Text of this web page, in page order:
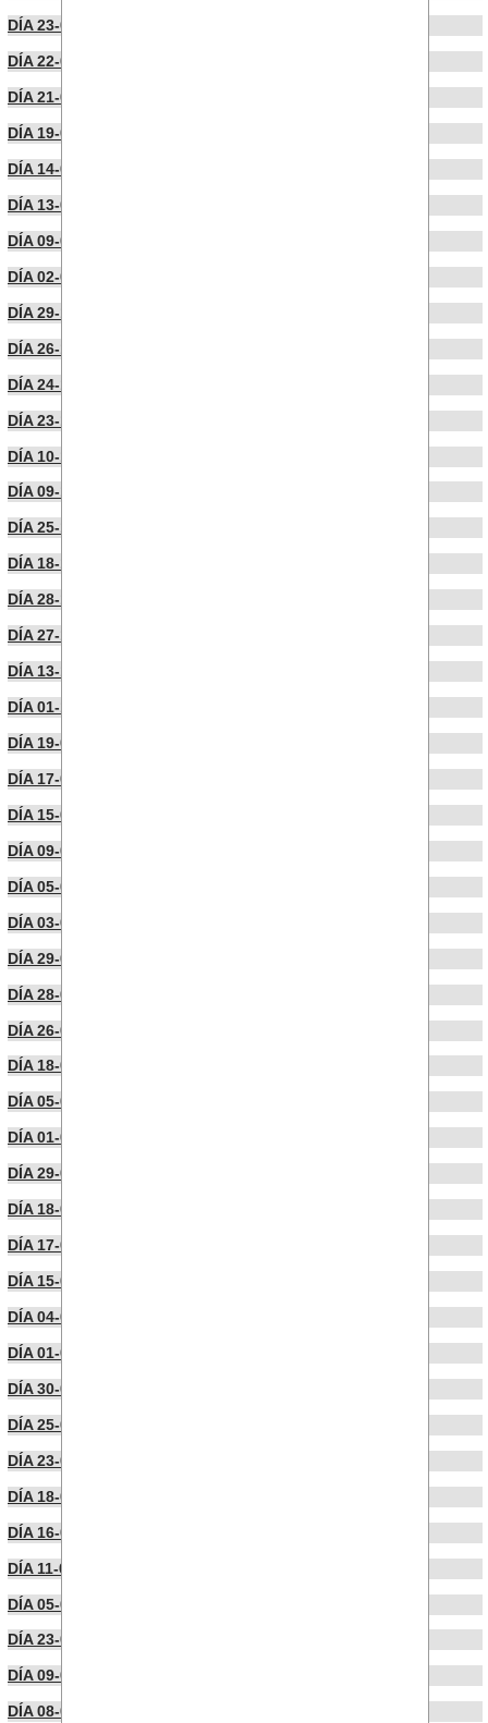
DÍA 23-01-2026
DÍA 22-01-2026
DÍA 21-01-2026
DÍA 19-01-2026
DÍA 14-01-2026
DÍA 13-01-2026
DÍA 09-01-2026
DÍA 02-01-2026
DÍA 29-12-2025
DÍA 26-12-2025
DÍA 24-12-2025
DÍA 23-12-2025
DÍA 10-12-2025
DÍA 09-12-2025
DÍA 25-11-2025
DÍA 18-11-2025
DÍA 28-10-2025
DÍA 27-10-2025
DÍA 13-10-2025
DÍA 01-10-2025
DÍA 19-09-2025
DÍA 17-09-2025
DÍA 15-09-2025
DÍA 09-09-2025
DÍA 05-09-2025
DÍA 03-09-2025
DÍA 29-08-2025
DÍA 28-08-2025
DÍA 26-08-2025
DÍA 18-08-2025
DÍA 05-08-2025
DÍA 01-08-2025
DÍA 29-07-2025
DÍA 18-07-2025
DÍA 17-07-2025
DÍA 15-07-2025
DÍA 04-07-2025
DÍA 01-07-2025
DÍA 30-06-2025
DÍA 25-06-2025
DÍA 23-06-2025
DÍA 18-06-2025
DÍA 16-06-2025
DÍA 11-06-2025
DÍA 05-05-2025
DÍA 23-04-2025
DÍA 09-04-2025
DÍA 08-04-2025